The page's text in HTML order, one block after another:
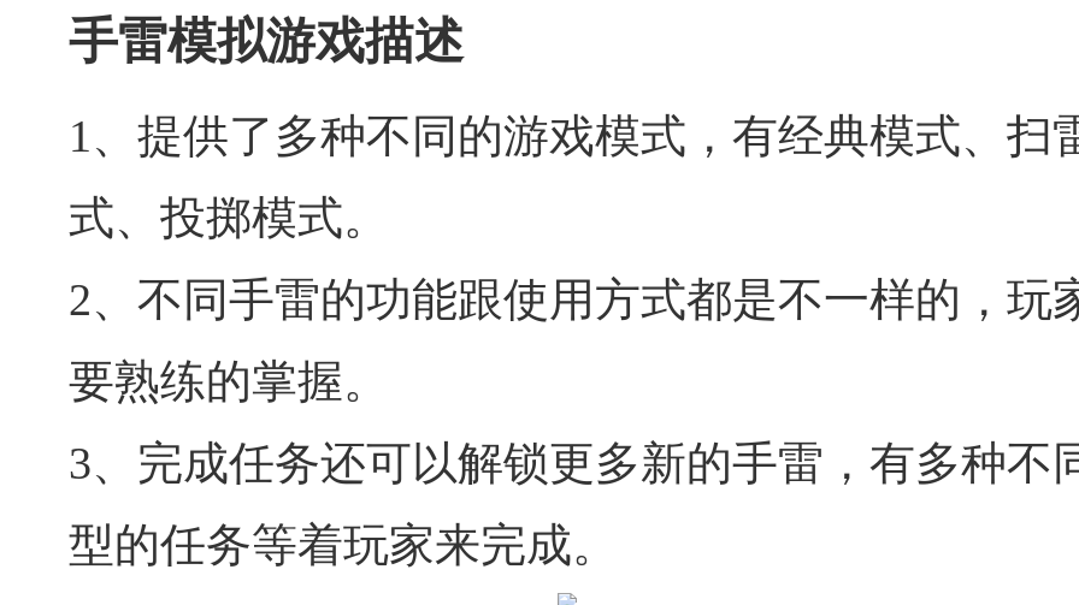
手雷模拟游戏描述
1、提供了多种不同的游戏模式，有经典模式、扫
式、投掷模式。
2、不同手雷的功能跟使用方式都是不一样的，玩
要熟练的掌握。
3、完成任务还可以解锁更多新的手雷，有多种不
型的任务等着玩家来完成。